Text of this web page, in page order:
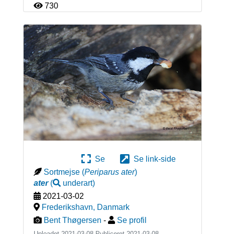
730
Se
Se link-side
Sortmejse (Periparus ater)
ater( underart)
2021-03-02
Frederikshavn, Danmark
Bent Thøgersen - Se profil